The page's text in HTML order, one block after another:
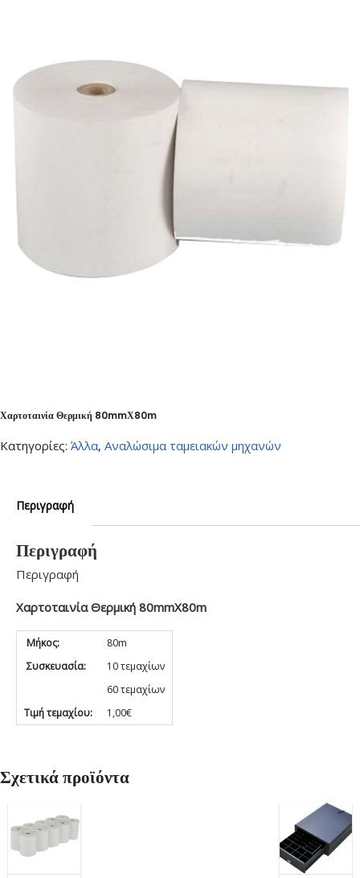
Χαρτοταινία Θερμική 80mmΧ80m
Κατηγορίες: Άλλα, Αναλώσιμα ταμειακών μηχανών
Περιγραφή
Περιγραφή
Περιγραφή
Χαρτοταινία Θερμική 80mmΧ80m
Μήκος:
80m
Συσκευασία:
10 τεμαχίων
60 τεμαχίων
Τιμή τεμαχίου:
1,00€
Σχετικά προϊόντα